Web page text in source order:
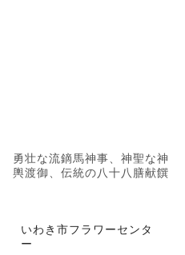
勇壮な流鏑馬神事、神聖な神
輿渡御、伝統の八十八膳献饌
いわき市フラワーセンタ
ー